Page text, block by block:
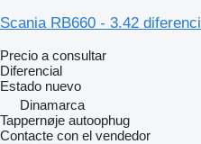
Scania RB660 - 3.42
Precio a consultar
Diferencial
Estado nuevo
Dinamarca
Tappernøje autoophug
Contacte con el vendedor